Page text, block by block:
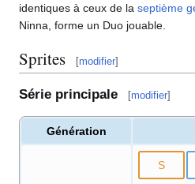
identiques à ceux de la septième
Ninna, forme un Duo jouable.
Sprites [modifier]
Série principale [modifier]
Génération
S